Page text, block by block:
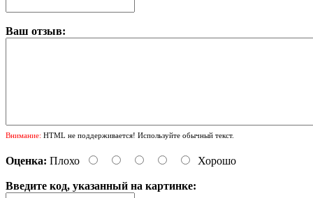
Ваш отзыв:
Внимание: HTML не поддерживается! Используйте обычный текст.
Оценка: Плохо Хорошо
Введите код, указанный на картинке: